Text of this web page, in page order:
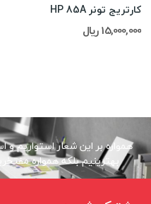
کارتریج تونر HP 85A
15,000,000 ریال
همواره بر این شعار استواریم
بهترینیم بلکه همواره